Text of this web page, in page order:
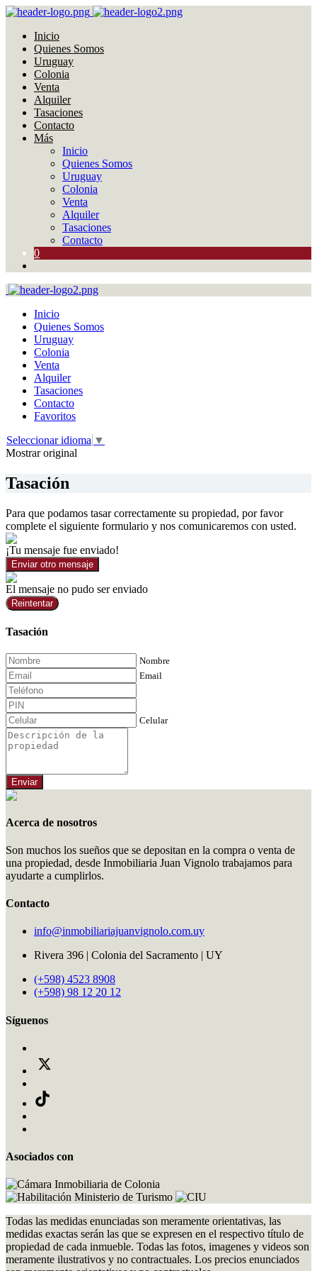
Inicio
Quienes Somos
Uruguay
Colonia
Venta
Alquiler
Tasaciones
Contacto
Más
Inicio
Quienes Somos
Uruguay
Colonia
Venta
Alquiler
Tasaciones
Contacto
0
Inicio
Quienes Somos
Uruguay
Colonia
Venta
Alquiler
Tasaciones
Contacto
Favoritos
Seleccionar idioma ▼
Mostrar original
Tasación
Para que podamos tasar correctamente su propiedad, por favor
complete el siguiente formulario y nos comunicaremos con usted.
¡Tu mensaje fue enviado!
Enviar otro mensaje
El mensaje no pudo ser enviado
Reintentar
Tasación
Nombre
Email
Celular
Enviar
Acerca de nosotros
Son muchos los sueños que se depositan en la compra o venta de
una propiedad, desde Inmobiliaria Juan Vignolo trabajamos para
ayudarte a cumplirlos.
Contacto
info@inmobiliariajuanvignolo.com.uy
Rivera 396 | Colonia del Sacramento | UY
(+598) 4523 8908
(+598) 98 12 20 12
Síguenos
Asociados con
Todas las medidas enunciadas son meramente orientativas, las
medidas exactas serán las que se expresen en el respectivo título de
propiedad de cada inmueble. Todas las fotos, imagenes y videos son
meramente ilustrativos y no contractuales. Los precios enunciados